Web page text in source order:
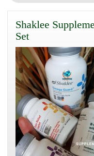
Shaklee
Set